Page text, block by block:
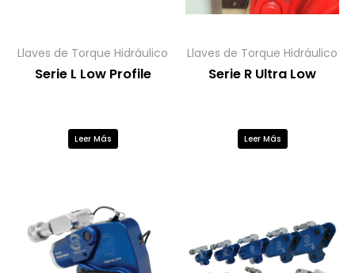
Llaves de Torque Hidráulico
Serie L Low Profile
Leer Más
Llaves de Torque Hidráulico
Serie R Ultra Low
Leer Más